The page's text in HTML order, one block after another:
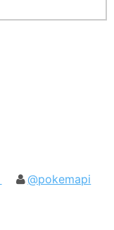
@pokemapi